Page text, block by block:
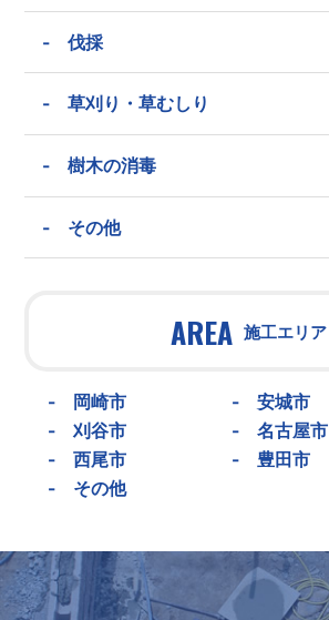
-伐採
-草刈り・草むしり
-樹木の消毒
- その他
AREA 施工エリア
- 岡崎市 -安城市
- 刈谷市 -名古屋市
- 西尾市 -豊田市
- その他